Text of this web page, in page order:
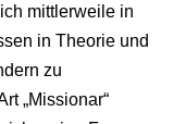
mittlerweile in
in Theorie und
zu
„Missionar“